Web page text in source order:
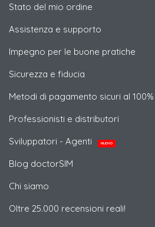
Stato del mio ordine
Assistenza e supporto
Impegno per le buone pratiche
Sicurezza e fiducia
Metodi di pagamento sicuri al 100%
Professionisti e distributori
Sviluppatori - Agenti
NUOVO
Blog doctorSIM
Chi siamo
Oltre 25.000 recensioni reali!